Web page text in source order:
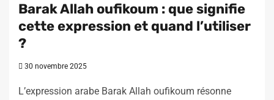
Barak Allah oufikoum : que signifie
cette expression et quand l’utiliser
?
30 novembre 2025
L’expression arabe Barak Allah oufikoum résonne